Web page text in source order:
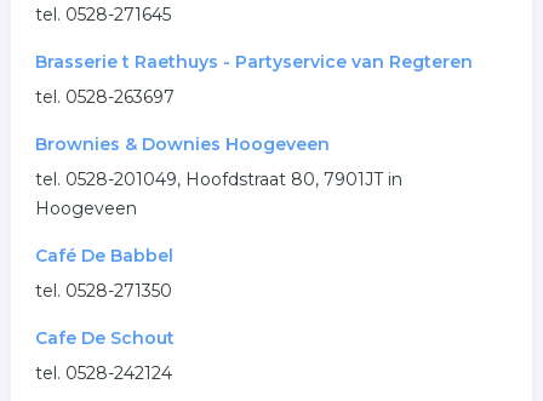
tel. 0528-271645
Brasserie t Raethuys - Partyservice van Regteren
tel. 0528-263697
Brownies & Downies Hoogeveen
tel. 0528-201049, Hoofdstraat 80, 7901JT in
Hoogeveen
Café De Babbel
tel. 0528-271350
Cafe De Schout
tel. 0528-242124